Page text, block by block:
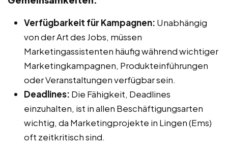
Verfügbarkeit für Kampagnen: Unabhängig
von der Art des Jobs, müssen
Marketingassistenten häufig während wichtiger
Marketingkampagnen, Produkteinführungen
oder Veranstaltungen verfügbar sein.
Deadlines: Die Fähigkeit, Deadlines
einzuhalten, ist in allen Beschäftigungsarten
wichtig, da Marketingprojekte in Lingen (Ems)
oft zeitkritisch sind.